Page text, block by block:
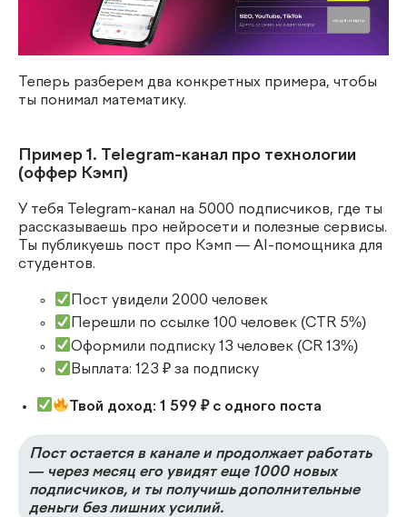
Теперь разберем два конкретных примера, чтобы
ты понимал математику.
Пример 1. Telegram-канал про технологии
(оффер Кэмп)
У тебя Telegram-канал на 5000 подписчиков, где ты
рассказываешь про нейросети и полезные сервисы.
Ты публикуешь пост про Кэмп — AI-помощника для
студентов.
Пост увидели 2000 человек
Перешли по ссылке 100 человек (CTR 5%)
Оформили подписку 13 человек (CR 13%)
Выплата: 123 ₽ за подписку
Твой доход: 1 599 ₽ с одного поста
Пост остается в канале и продолжает работать
— через месяц его увидят еще 1000 новых
подписчиков, и ты получишь дополнительные
деньги без лишних усилий.